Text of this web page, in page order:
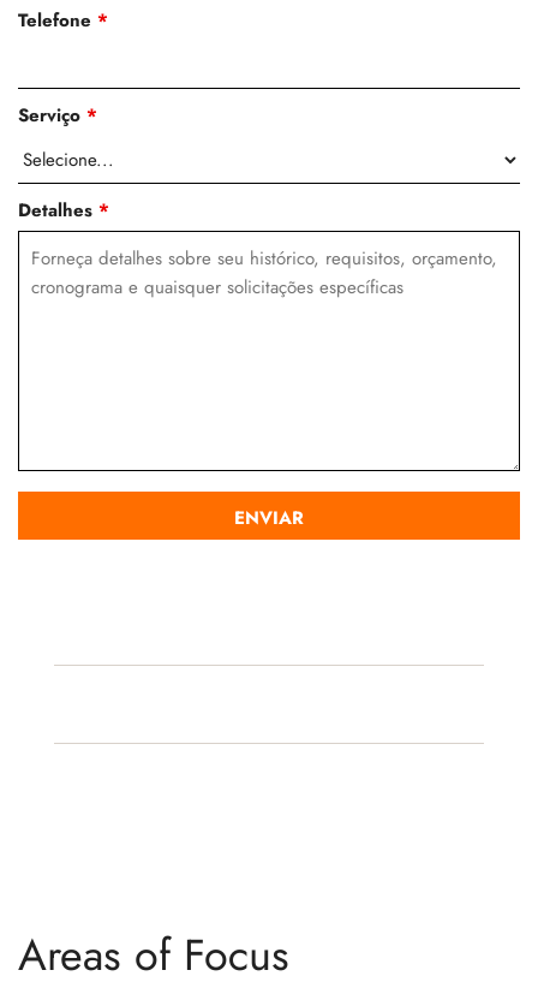
Telefone *
Serviço *
Detalhes *
Areas of Focus